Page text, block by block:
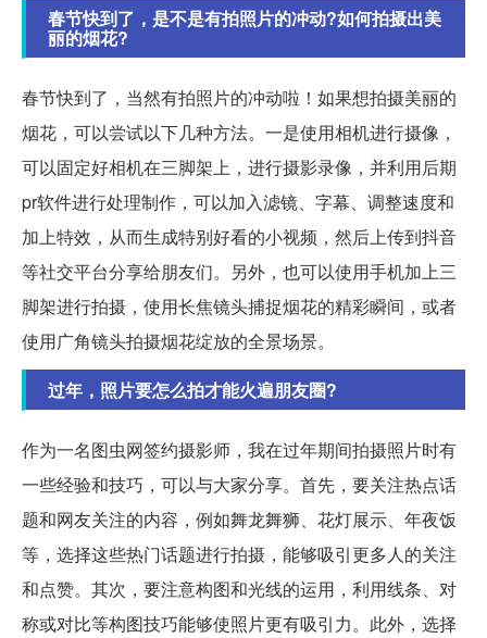
春节快到了，是不是有拍照片的冲动?如何拍摄出美
丽的烟花?
春节快到了，当然有拍照片的冲动啦！如果想拍摄美丽的
烟花，可以尝试以下几种方法。一是使用相机进行摄像，
可以固定好相机在三脚架上，进行摄影录像，并利用后期
pr软件进行处理制作，可以加入滤镜、字幕、调整速度和
加上特效，从而生成特别好看的小视频，然后上传到抖音
等社交平台分享给朋友们。另外，也可以使用手机加上三
脚架进行拍摄，使用长焦镜头捕捉烟花的精彩瞬间，或者
使用广角镜头拍摄烟花绽放的全景场景。
过年，照片要怎么拍才能火遍朋友圈?
作为一名图虫网签约摄影师，我在过年期间拍摄照片时有
一些经验和技巧，可以与大家分享。首先，要关注热点话
题和网友关注的内容，例如舞龙舞狮、花灯展示、年夜饭
等，选择这些热门话题进行拍摄，能够吸引更多人的关注
和点赞。其次，要注意构图和光线的运用，利用线条、对
称或对比等构图技巧能够使照片更有吸引力。此外，选择